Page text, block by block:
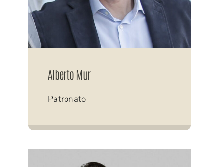
Alberto Mur
Patronato